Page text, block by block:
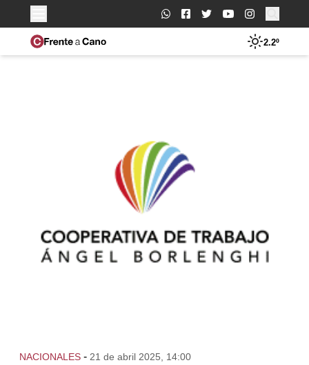
Buscar:
2.2º
NACIONALES - 21 de abril 2025, 14:00